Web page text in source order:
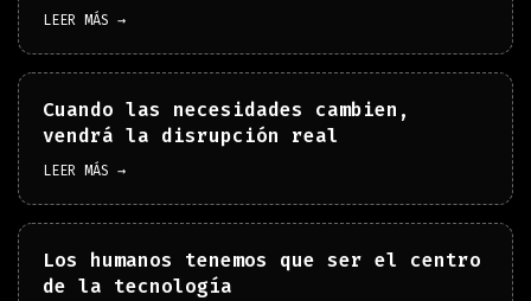
LEER MÁS →
Cuando las necesidades cambien,
vendrá la disrupción real
LEER MÁS →
Los humanos tenemos que ser el centro
de la tecnología